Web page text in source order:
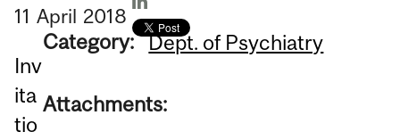
11 April 2018
Inv
ita
tio
Category: Dept. of Psychiatry
Attachments: